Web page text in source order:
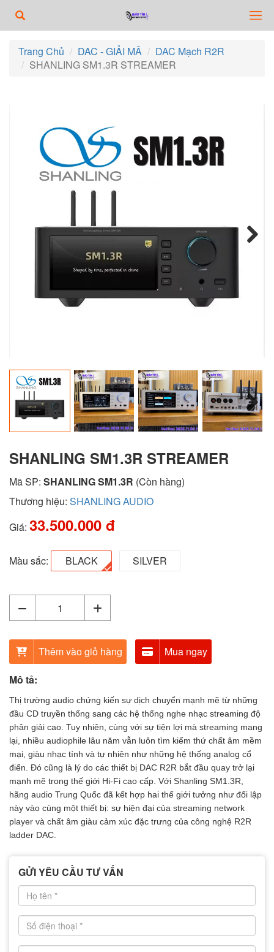
Trang Chủ DAC - GIẢI MÃ
DAC Mạch R2R
SHANLING SM1.3R STREAMER
Next
SHANLING SM1.3R STREAMER
Mã SP: SHANLING SM1.3R (Còn hàng)
Thương hiệu: SHANLING AUDIO
Giá: 33.500.000 đ
Màu sắc: BLACK SILVER
Thêm vào giỏ hàng
Mua ngay
Mô tả:
Thị trường audio chứng kiến sự dịch chuyển mạnh mẽ từ những
đầu CD truyền thống sang các hệ thống nghe nhạc streaming độ
phân giải cao. Tuy nhiên, cùng với sự tiện lợi mà streaming mang
lại, nhiều audiophile lâu năm vẫn luôn tìm kiếm thứ chất âm mềm
mại, giàu nhạc tính và tự nhiên như những hệ thống analog cổ
điển. Đó cũng là lý do các thiết bị DAC R2R bắt đầu quay trở lại
mạnh mẽ trong thế giới Hi-Fi cao cấp. Với Shanling SM1.3R,
hãng audio Trung Quốc đã kết hợp hai thế giới tưởng như đối lập
này vào cùng một thiết bị: sự hiện đại của streaming network
player và chất âm giàu cảm xúc đặc trưng của công nghệ R2R
ladder DAC.
GỬI YÊU CẦU TƯ VẤN